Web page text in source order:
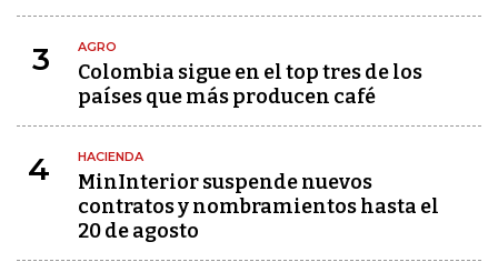
3 AGRO
Colombia sigue en el top tres de los
países que más producen café
4 HACIENDA
MinInterior suspende nuevos
contratos y nombramientos hasta el
20 de agosto